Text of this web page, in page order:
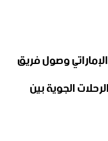
وصول فريق
الجوية بين